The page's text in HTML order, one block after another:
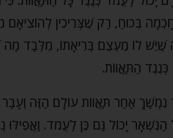
בְּכֹוחַ, רַק שֶׁצְּרִיכִין
שֶׁיֵּשׁ לוֹ מֵעֶצֶם בְּרִיאָתוֹ, מִלְּבַד
הַתַּאֲווֹת.
נִמְשַׁךְ אַחַר תַּאֲווֹת עוֹלָם הַזֶּה
יָכוֹל גַּם כֵּן לַעֲמֹד.